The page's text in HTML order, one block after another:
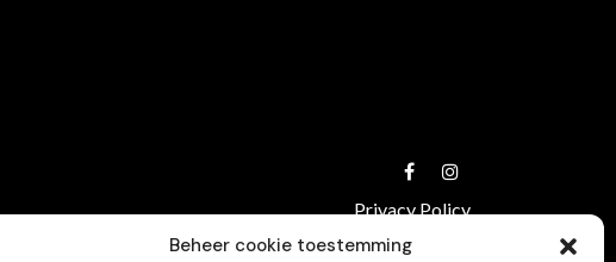
Beheer cookie toestemming
Privacy Policy